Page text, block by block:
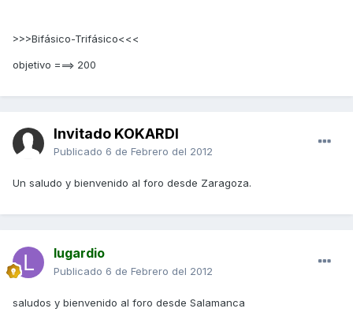
>>>Bifásico-Trifásico<<<
objetivo ===> 200
Invitado KOKARDI
Publicado 6 de Febrero del 2012
Un saludo y bienvenido al foro desde Zaragoza.
lugardio
Publicado 6 de Febrero del 2012
saludos y bienvenido al foro desde Salamanca